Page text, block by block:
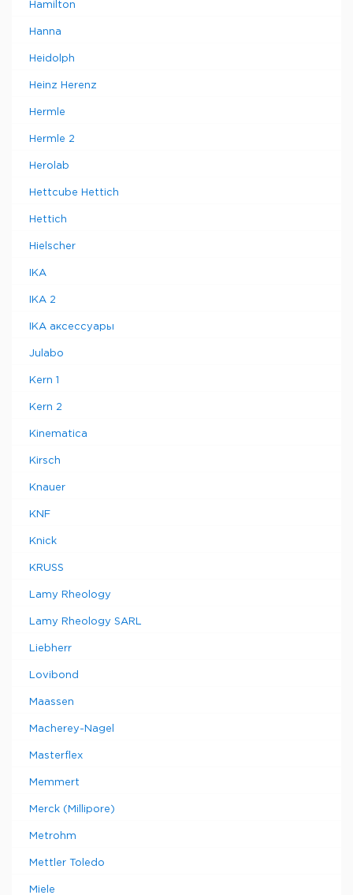
Hamilton
Hanna
Heidolph
Heinz Herenz
Hermle
Hermle 2
Herolab
Hettcube Hettich
Hettich
Hielscher
IKA
IKA 2
IKA аксессуары
Julabo
Kern 1
Kern 2
Kinematica
Kirsch
Knauer
KNF
Knick
KRUSS
Lamy Rheology
Lamy Rheology SARL
Liebherr
Lovibond
Maassen
Macherey-Nagel
Masterflex
Memmert
Merck (Millipore)
Metrohm
Mettler Toledo
Miele